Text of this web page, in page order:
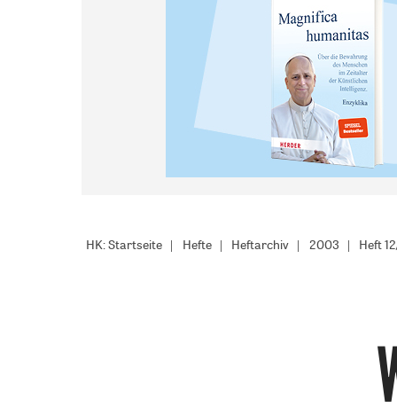
HK: Startseite Hefte Heftarchiv 2003 Heft